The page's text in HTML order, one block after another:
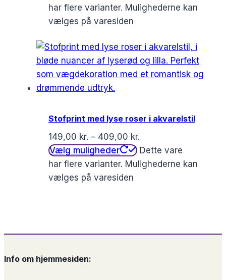
har flere varianter. Mulighederne kan
vælges på varesiden
Stofprint med lyse roser i akvarelstil
149,00 kr. – 409,00 kr.
Vælg muligheder
Dette vare
har flere varianter. Mulighederne kan
vælges på varesiden
Info om hjemmesiden: